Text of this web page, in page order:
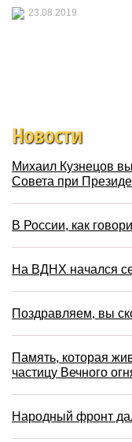
23.08.2019
Новости
Михаил Кузнецов
Совета при
В России, как
На ВДНХ начался
Поздравляем, вы
Память, которая
частицу Вечного
Народный фронт